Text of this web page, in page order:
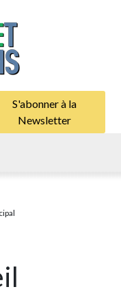
S'abonner à la
Newsletter